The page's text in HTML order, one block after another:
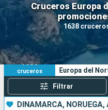
Cruceros Europa
1638
Fecha de salida
1638
cruceros
Sus criterios de
Europa del
Filtrar
DINAMARCA,